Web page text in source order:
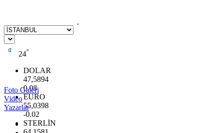
24°
DOLAR
47,5894
0.08
EURO
55,0398
-0.02
STERLİN
Foto Galeri
Video
Yazarlar